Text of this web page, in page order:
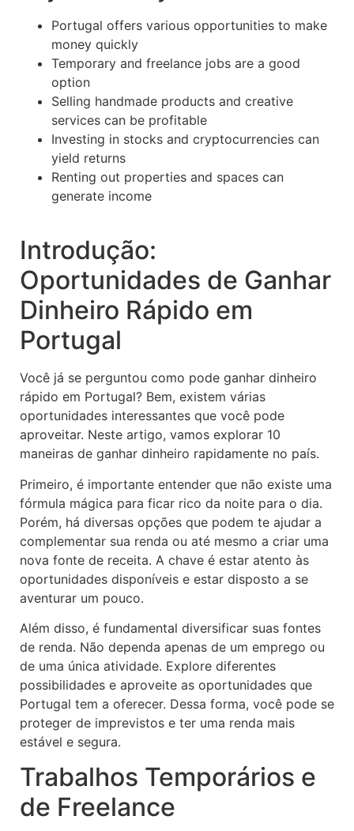
Portugal offers various opportunities to make
money quickly
Temporary and freelance jobs are a good
option
Selling handmade products and creative
services can be profitable
Investing in stocks and cryptocurrencies can
yield returns
Renting out properties and spaces can
generate income
Introdução:
Oportunidades de Ganhar
Dinheiro Rápido em
Portugal
Você já se perguntou como pode ganhar dinheiro
rápido em Portugal? Bem, existem várias
oportunidades interessantes que você pode
aproveitar. Neste artigo, vamos explorar 10
maneiras de ganhar dinheiro rapidamente no país.
Primeiro, é importante entender que não existe uma
fórmula mágica para ficar rico da noite para o dia.
Porém, há diversas opções que podem te ajudar a
complementar sua renda ou até mesmo a criar uma
nova fonte de receita. A chave é estar atento às
oportunidades disponíveis e estar disposto a se
aventurar um pouco.
Além disso, é fundamental diversificar suas fontes
de renda. Não dependa apenas de um emprego ou
de uma única atividade. Explore diferentes
possibilidades e aproveite as oportunidades que
Portugal tem a oferecer. Dessa forma, você pode se
proteger de imprevistos e ter uma renda mais
estável e segura.
Trabalhos Temporários e
de Freelance